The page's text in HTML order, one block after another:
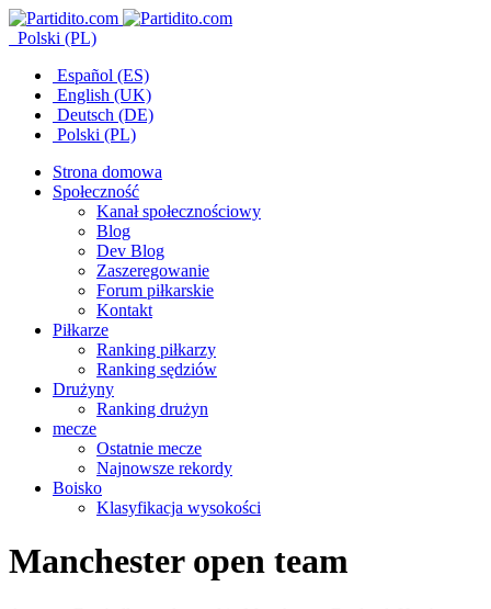
Polski (PL)
Español (ES)
English (UK)
Deutsch (DE)
Polski (PL)
Strona domowa
Społeczność
Kanał społecznościowy
Blog
Dev Blog
Zaszeregowanie
Forum piłkarskie
Kontakt
Piłkarze
Ranking piłkarzy
Ranking sędziów
Drużyny
Ranking drużyn
mecze
Ostatnie mecze
Najnowsze rekordy
Boisko
Klasyfikacja wysokości
Manchester open team